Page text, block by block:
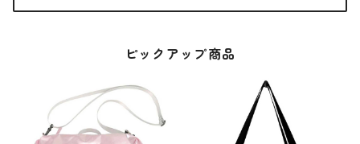
ピックアップ商品